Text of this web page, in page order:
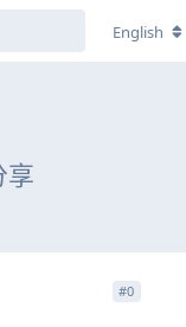
English
享
#0